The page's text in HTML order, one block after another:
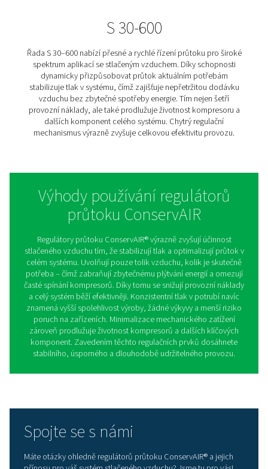
dlouhodobou spolehlivost i v nejnáročnějších
prostředích. Pokud hledáte řešení, které skutečně
výkyvů a kompromisů – je tato řada ideální volbou
potřeby.
SPD 2-8
stabilní tlak a eliminuje výkyvy, které mohou snižovat
provozu. Promyšlená konstrukce zařízení
optimalizovat spotřebu stlačeného vzduchu, čímž
provozní náklady a zároveň zvyšuje spolehlivost
systému. Pokud hledáte chytré řízení tlaku bez
je SPD 2-8 správnou volbou.
S 30-600
Řada S 30–600 nabízí přesné a rychlé řízení průtoku
vzduchu bez zbytečné spotřeby energie. Tím
provozní náklady, ale také prodlužuje životnost
dalších komponent celého systému. Chytrý
mechanismus výrazně zvyšuje celkovou efektivitu